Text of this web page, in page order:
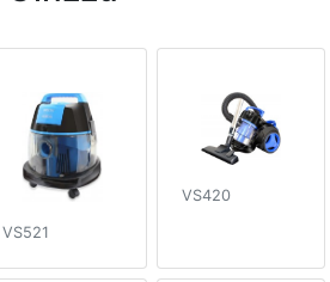
VS521
VS420